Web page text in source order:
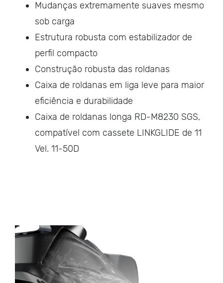
Mudanças extremamente suaves mesmo
sob carga
Estrutura robusta com estabilizador de
perfil compacto
Construção robusta das roldanas
Caixa de roldanas em liga leve para maior
eficiência e durabilidade
Caixa de roldanas longa RD-M8230 SGS,
compatível com cassete LINKGLIDE de 11
Vel. 11-50D